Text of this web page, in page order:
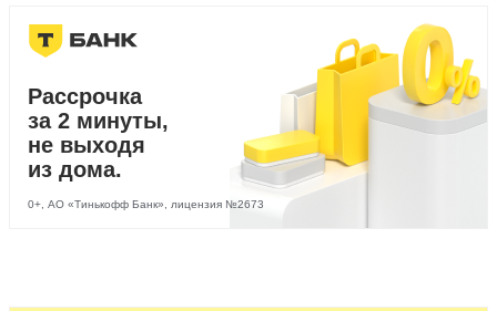
Рассрочка
за 2 минуты,
не выходя
из дома.
0+, АО «Тинькофф Банк», лицензия №2673